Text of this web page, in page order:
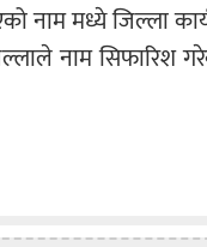
नाम मध्ये जिल्ला
नाम सिफारिश